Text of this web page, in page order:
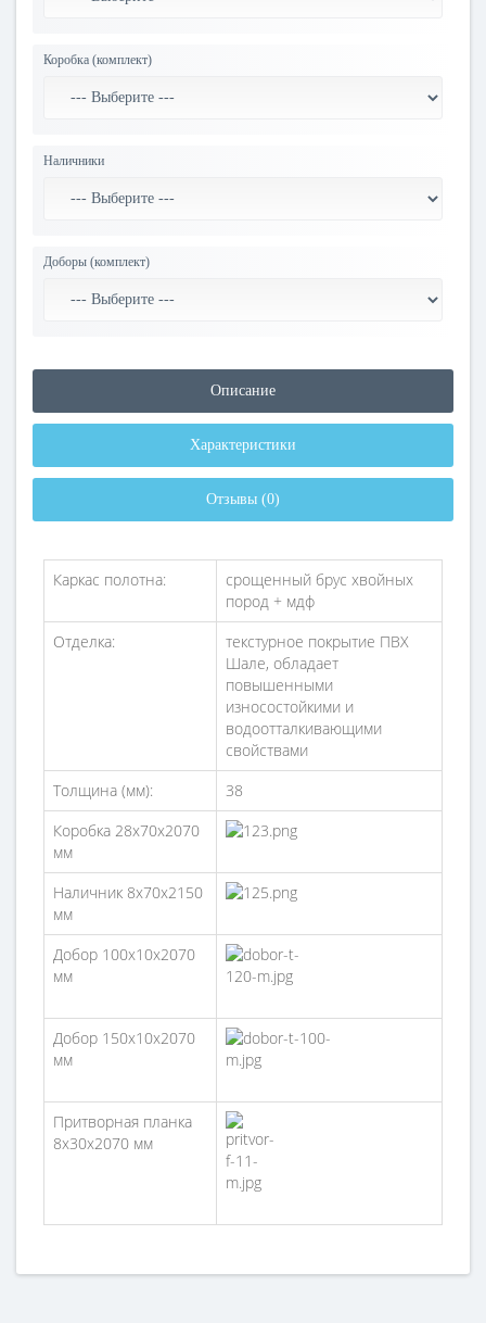
Коробка (комплект)
Наличники
Доборы (комплект)
Описание
Характеристики
Отзывы (0)
Каркас полотна:
срощенный брус хвойных
пород + мдф
Отделка:
текстурное покрытие ПВХ
Шале, обладает
повышенными
износостойкими и
водоотталкивающими
свойствами
Толщина (мм):
38
Коробка 28х70х2070
мм
Наличник 8x70x2150
мм
Добор 100х10х2070
мм
Добор 150х10х2070
мм
Притворная планка
8х30х2070 мм